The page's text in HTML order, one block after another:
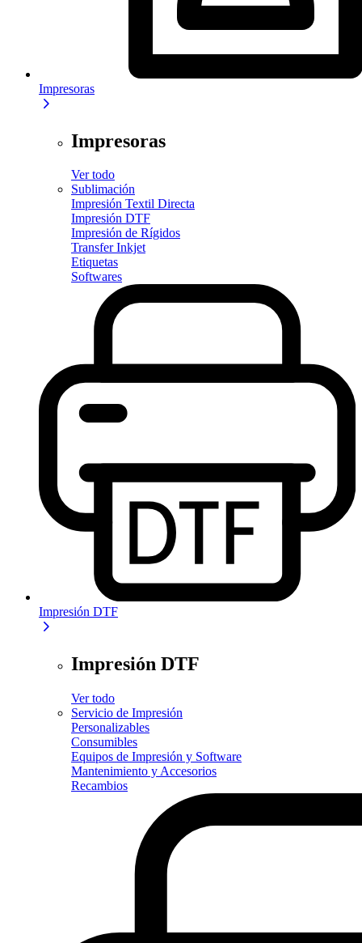
Impresoras
Impresoras
Ver todo
Sublimación
Impresión Textil Directa
Impresión DTF
Impresión de Rígidos
Transfer Inkjet
Etiquetas
Softwares
Impresión DTF
Impresión DTF
Ver todo
Servicio de Impresión
Personalizables
Consumibles
Equipos de Impresión y Software
Mantenimiento y Accesorios
Recambios